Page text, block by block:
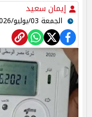
إيمان سعيد
الجمعة 03/يوليو/2026 - 12:03 م